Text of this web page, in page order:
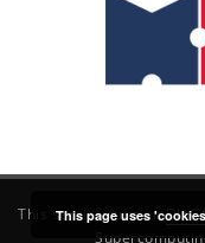
This service runs on
This page uses